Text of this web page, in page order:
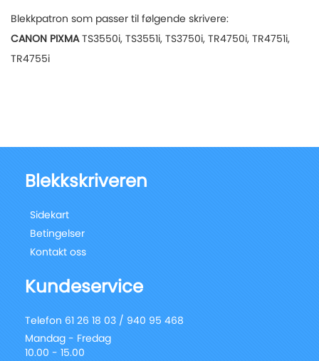
Blekkpatron som passer til følgende skrivere:
CANON PIXMATS3550i, TS3551i, TS3750i, TR4750i, TR4751i,
TR4755i
Blekkskriveren
Sidekart
Betingelser
Kontakt oss
Kundeservice
Telefon 61 26 18 03 / 940 95 468
Mandag - Fredag
10.00 - 15.00